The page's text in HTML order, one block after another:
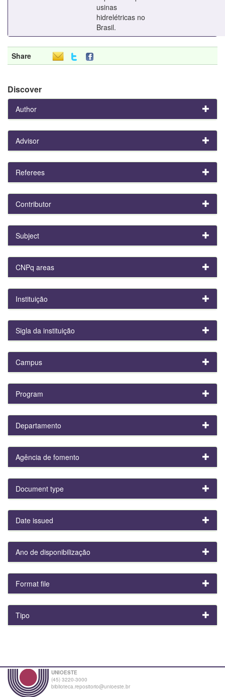
usinas
hidrelétricas no
Brasil.
Share
Discover
Author
Advisor
Referees
Contributor
Subject
CNPq areas
Instituição
Sigla da instituição
Campus
Program
Departamento
Agência de fomento
Document type
Date issued
Ano de disponibilização
Format file
Tipo
UNIOESTE
(45) 3220-3000
biblioteca.repositorio@unioeste.br